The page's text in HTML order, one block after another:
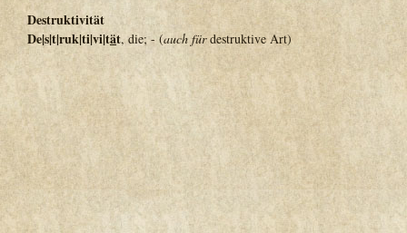
Destruktivität
De|s|t|ruk|ti|vi|tät, die; - (auch fürdestruktive Art)